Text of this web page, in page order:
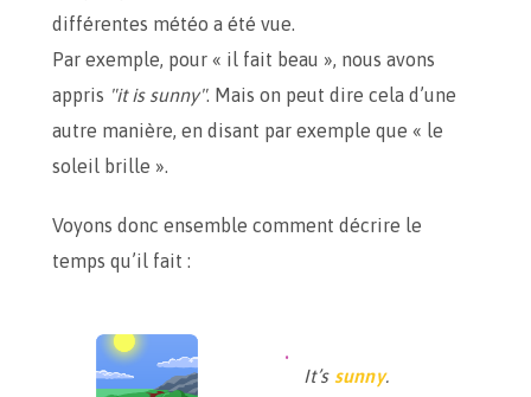
différentes météo a été vue.
Par exemple, pour « il fait beau », nous avons
appris "it is sunny". Mais on peut dire cela d’une
autre manière, en disant par exemple que « le
soleil brille ».
Voyons donc ensemble comment décrire le
temps qu’il fait :
It’s sunny.